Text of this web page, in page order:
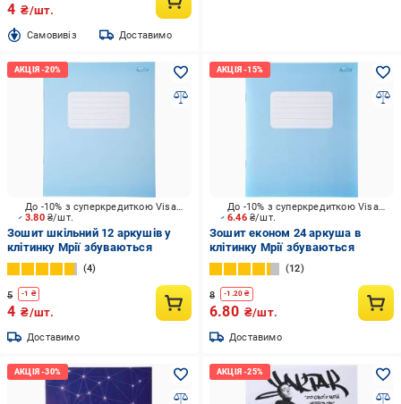
4 ₴/шт.
Cамовивіз Доставимо
3.80 ₴/шт.
До -10% з суперкредиткою Visa Вигода
Зошит шкільний 12 аркушів у
клітинку Мрії збуваються
4
5 -1 ₴
4 ₴/шт.
Доставимо
6.46 ₴/шт.
До -10% з суперкредиткою Visa Вигода
Зошит економ 24 аркуша в
клітинку Мрії збуваються
12
8 -1.20 ₴
6.80 ₴/шт.
Доставимо